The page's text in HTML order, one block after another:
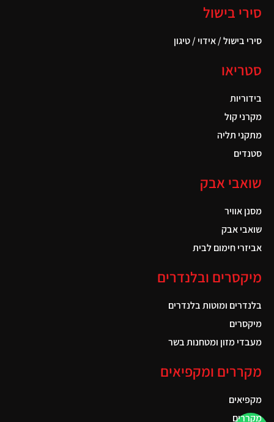
סירי בישול
סירי בישול / אידוי / טיגון
סטריאו
בידוריות
מקרני קול
מתקני תליה
סטנדים
שואבי אבק
מסנן אוויר
שואבי אבק
אביזרי חימום לבית
מיקסרים ובלנדרים
בלנדרים ומוטות בלנדרים
מיקסרים
מעבדי מזון ומטחנות בשר
מקררים ומקפיאים
מקפיאים
מקררים